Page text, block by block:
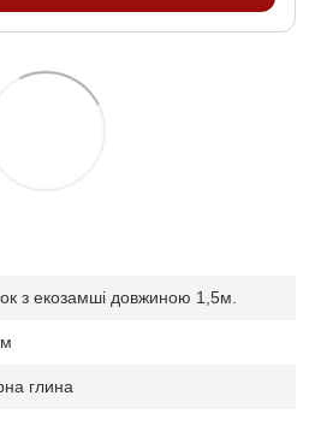
з екозамші довжиною 1,5м.
глина